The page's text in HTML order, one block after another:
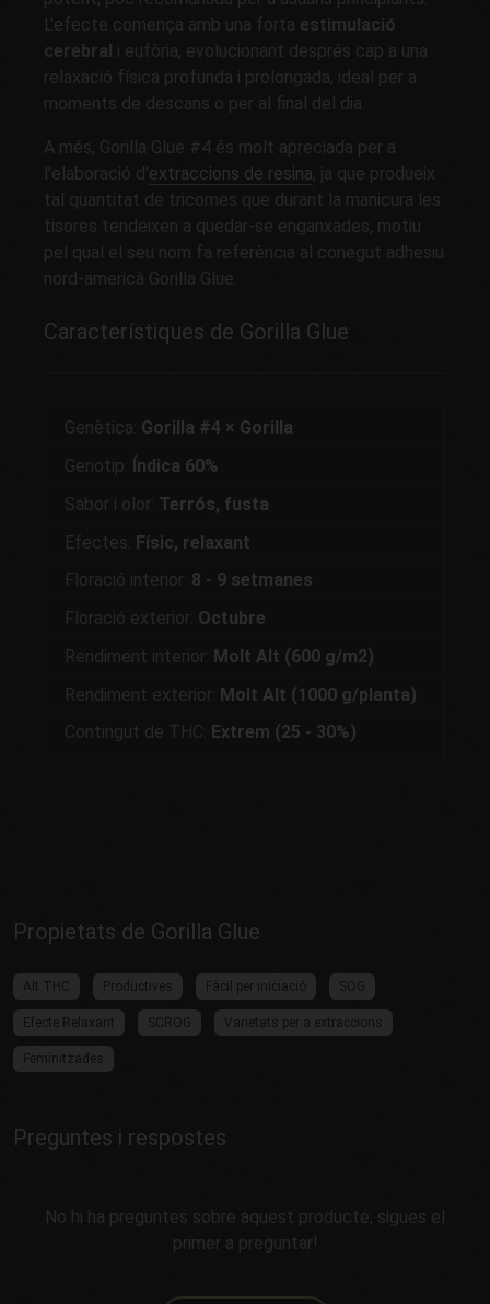
L'efecte comença amb una forta estimulació
cerebral i eufòria, evolucionant després cap a una
relaxació física profunda i prolongada, ideal per a
moments de descans o per al final del dia.
A més, Gorilla Glue #4 és molt apreciada per a
l'elaboració d'extraccions de resina, ja que produeix
tal quantitat de tricomes que durant la manicura les
tisores tendeixen a quedar-se enganxades, motiu
pel qual el seu nom fa referència al conegut adhesiu
nord-americà Gorilla Glue.
Característiques de Gorilla Glue
Genètica: Gorilla #4 × Gorilla
Genotip: Índica 60%
Sabor i olor: Terrós, fusta
Efectes: Físic, relaxant
Floració interior: 8 - 9 setmanes
Floració exterior: Octubre
Rendiment interior: Molt Alt (600 g/m2)
Rendiment exterior: Molt Alt (1000 g/planta)
Contingut de THC: Extrem (25 - 30%)
Propietats de Gorilla Glue
Alt THC Productives Fàcil per iniciació SOG
Efecte Relaxant SCROG Varietats per a extraccions
Feminitzades
Preguntes i respostes
No hi ha preguntes sobre aquest producte, sigues el
primer a preguntar!